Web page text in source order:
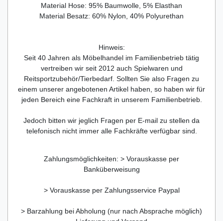
Material Hose: 95% Baumwolle, 5% Elasthan
Material Besatz: 60% Nylon, 40% Polyurethan
Hinweis:
Seit 40 Jahren als Möbelhandel im Familienbetrieb tätig
vertreiben wir seit 2012 auch Spielwaren und
Reitsportzubehör/Tierbedarf. Sollten Sie also Fragen zu
einem unserer angebotenen Artikel haben, so haben wir für
jeden Bereich eine Fachkraft in unserem Familienbetrieb.
Jedoch bitten wir jeglich Fragen per E-mail zu stellen da
telefonisch nicht immer alle Fachkräfte verfügbar sind.
Zahlungsmöglichkeiten: > Vorauskasse per
Banküberweisung
> Vorauskasse per Zahlungsservice Paypal
> Barzahlung bei Abholung (nur nach Absprache möglich)